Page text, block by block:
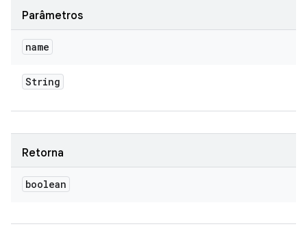
Parâmetros
name
String
Retorna
boolean